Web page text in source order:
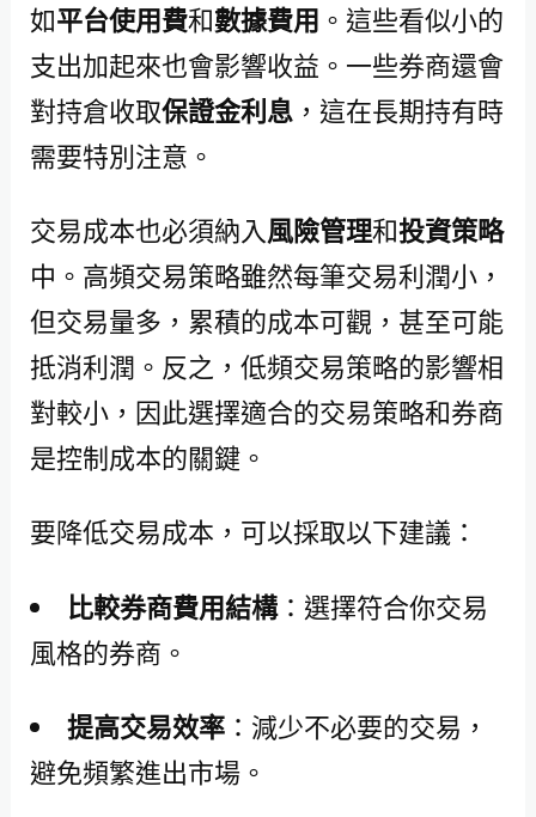
如平台使用費和數據費用 。這些看似小的
支出加起來也會影響收益。一些券商還會
對持倉收取保證金利息，這在長期持有時
需要特別注意。
交易成本也必須納入風險管理和投資策略
中。高頻交易策略雖然每筆交易利潤小，
但交易量多，累積的成本可觀，甚至可能
抵消利潤。反之，低頻交易策略的影響相
對較小，因此選擇適合的交易策略和券商
是控制成本的關鍵。
要降低交易成本，可以採取以下建議：
比較券商費用結構：選擇符合你交易
風格的券商。
提高交易效率：減少不必要的交易，
避免頻繁進出市場。